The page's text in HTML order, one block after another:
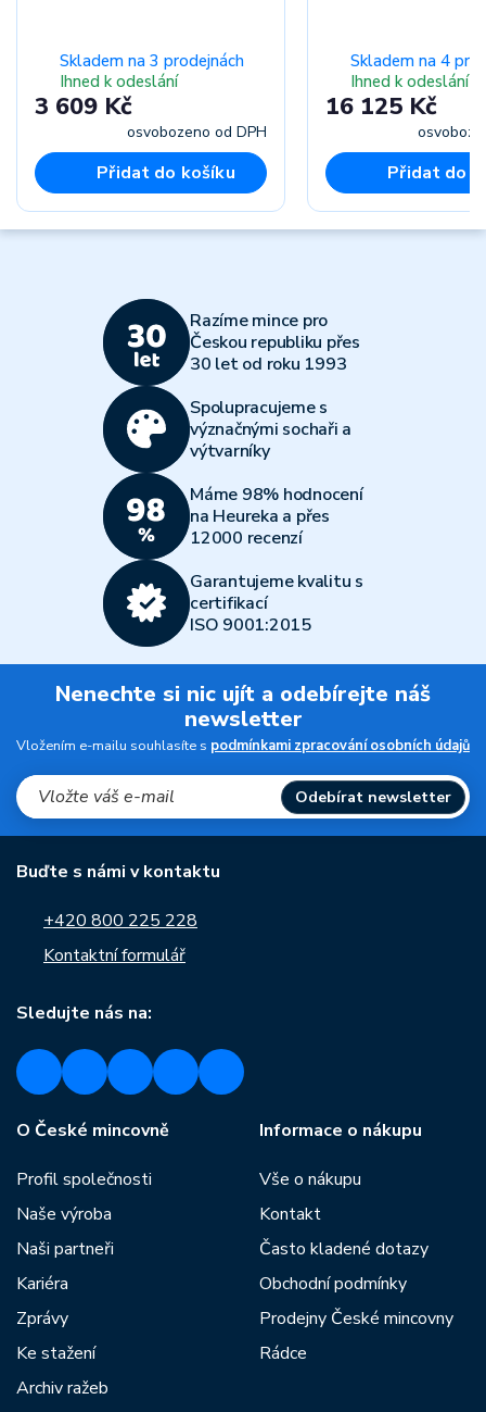
Skladem na 3 prodejnách
Ihned k odeslání
3 609 Kč
osvobozeno od DPH
Přidat do košíku
Skladem na 4
Ihned k odeslání
16 125 Kč
Přidat do
Razíme mince pro
Českou republiku přes
30 let od roku 1993
Spolupracujeme s
význačnými sochaři a
výtvarníky
Máme 98% hodnocení
na Heureka a přes
12000 recenzí
Garantujeme kvalitu s
certifikací
ISO 9001:2015
Nenechte si nic ujít a odebírejte náš
newsletter
Vložením e-mailu souhlasíte s podmínkami zpracování osobních údajů
Odebírat newsletter
Buďte s námi v kontaktu
+420 800 225 228
Kontaktní formulář
Sledujte nás na:
O České mincovně
Profil společnosti
Naše výroba
Naši partneři
Kariéra
Zprávy
Ke stažení
Archiv ražeb
Informace o nákupu
Vše o nákupu
Kontakt
Často kladené dotazy
Obchodní podmínky
Prodejny České mincovny
Rádce